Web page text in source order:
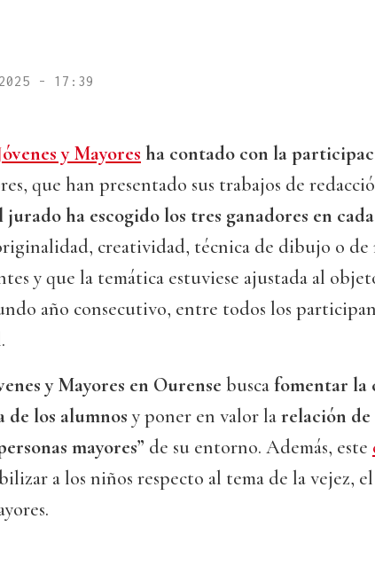
- 17:39
y Mayores ha contado con la
que han presentado sus trabajos de
jurado ha escogido los tres ganadores en
creatividad, técnica de dibujo o de
y que la temática estuviese ajustada al
año consecutivo, entre todos los
y Mayores en Ourense buscafomentar la
los alumnos y poner en valor larelación de
mayores” de su entorno. Además, este
a los niños respecto al tema de la vejez,